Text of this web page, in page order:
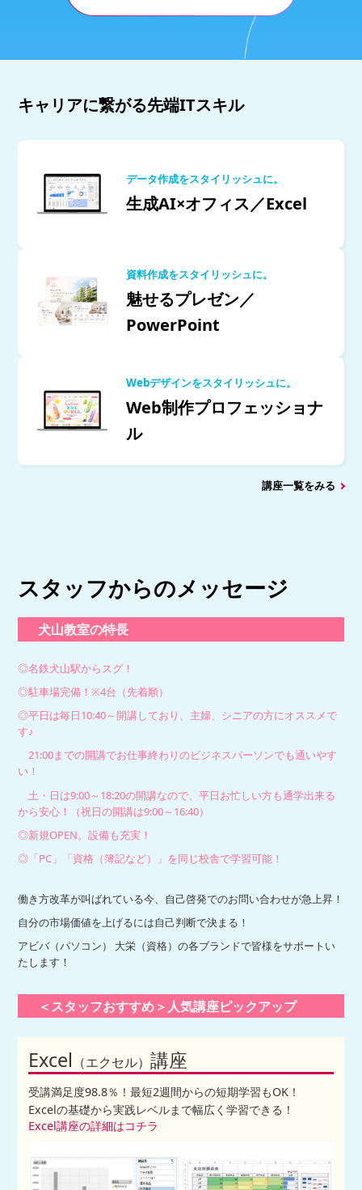
キャリアに繋がる先端ITスキル
データ作成をスタイリッシュに。
生成AI×オフィス／Excel
資料作成をスタイリッシュに。
魅せるプレゼン／
PowerPoint
Webデザインをスタイリッシュに。
Web制作プロフェッショナ
ル
講座一覧をみる
スタッフからのメッセージ
犬山教室の特長
◎名鉄犬山駅からスグ！
◎駐車場完備！※4台（先着順）
◎平日は毎日10:40～開講しており、主婦、シニアの方にオススメで
す♪
21:00までの開講でお仕事終わりのビジネスパーソンでも通いやす
い！
土・日は9:00～18:20の開講なので、平日お忙しい方も通学出来る
から安心！（祝日の開講は9:00～16:40）
◎新規OPEN。設備も充実！
◎「PC」「資格（簿記など）」を同じ校舎で学習可能！
働き方改革が叫ばれている今、自己啓発でのお問い合わせが急上昇！
自分の市場価値を上げるには自己判断で決まる！
アビバ（パソコン） 大栄（資格）の各ブランドで皆様をサポートい
たします！
＜スタッフおすすめ＞人気講座ピックアップ
Excel （エクセル）講座
受講満足度98.8％！最短2週間からの短期学習もOK！
Excelの基礎から実践レベルまで幅広く学習できる！
Excel講座の詳細はコチラ